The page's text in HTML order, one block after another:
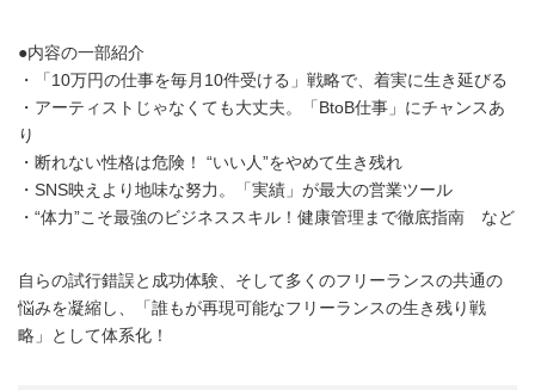
●内容の一部紹介
・「10万円の仕事を毎月10件受ける」戦略で、着実に生き延びる
・アーティストじゃなくても大丈夫。「BtoB仕事」にチャンスあ
り
・断れない性格は危険！ “いい人”をやめて生き残れ
・SNS映えより地味な努力。「実績」が最大の営業ツール
・“体力”こそ最強のビジネススキル！健康管理まで徹底指南 など
自らの試行錯誤と成功体験、そして多くのフリーランスの共通の
悩みを凝縮し、「誰もが再現可能なフリーランスの生き残り戦
略」として体系化！